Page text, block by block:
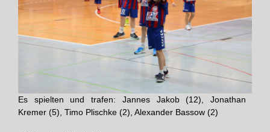
Es spielten und trafen: Jannes Jakob (12), Jonathan
Kremer (5), Timo Plischke (2), Alexander Bassow (2)